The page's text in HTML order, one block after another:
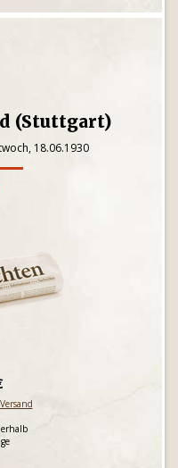
(Stuttgart)
18.06.1930
Versand